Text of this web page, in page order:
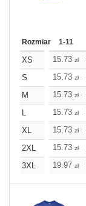
Rozmiar 1-11
XS 15.73 zł
S
15.73 zł
M
15.73 zł
L
15.73 zł
XL
15.73 zł
2XL
15.73 zł
3XL
19.97 zł